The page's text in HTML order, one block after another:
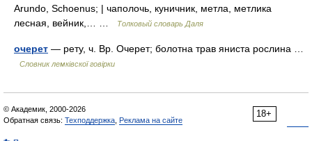
Arundo, Schoenus; | чаполочь, куничник, метла, метлика
лесная, вейник,… …
Толковый словарь Даля
очерет — рету, ч. Вр. Очерет; болотна трав яниста рослина …
Словник лемківскої говірки
18+
© Академик, 2000-2026
Обратная связь: Техподдержка Реклама на сайте